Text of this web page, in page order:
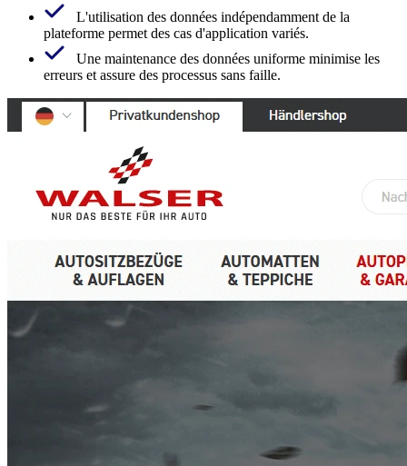
L'utilisation des données indépendamment de la
plateforme permet des cas d'application variés.
Une maintenance des données uniforme minimise les
erreurs et assure des processus sans faille.